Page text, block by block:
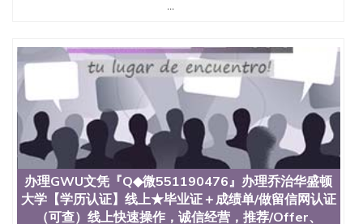
...
办理GWU文凭『Q◆微551190476』办理乔治华盛顿
大学【学历认证】线上★毕业证＋成绩单/做留信网认证
（可查）线上快速操作，诚信经营，推荐/Offer、